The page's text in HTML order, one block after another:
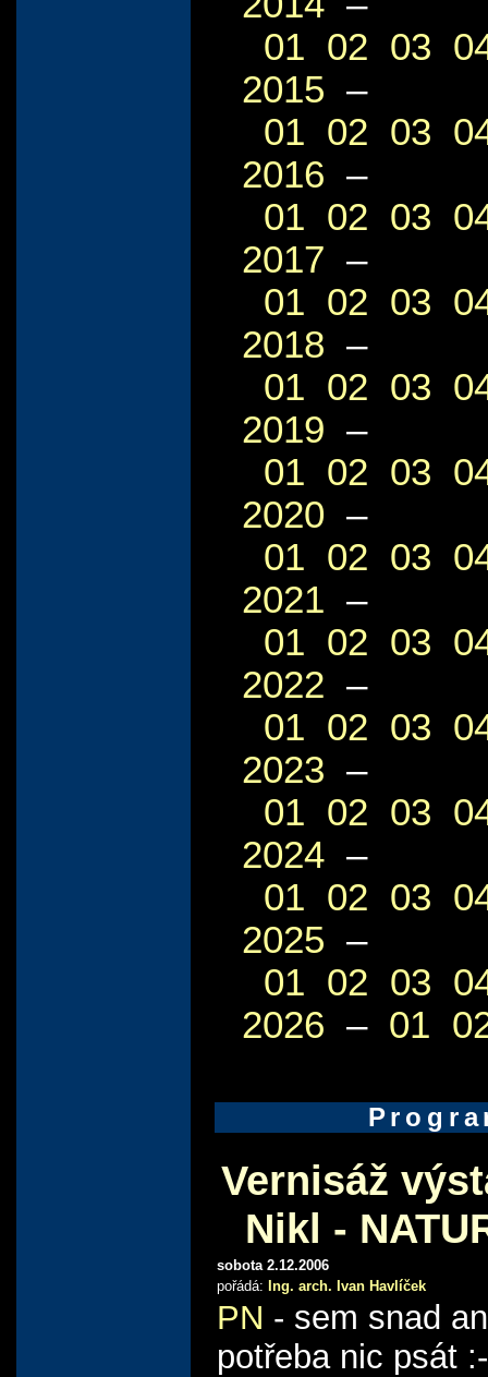
01 02 03
2015 –
01 02 03
2016 –
01 02 03
2017 –
01 02 03
2018 –
01 02 03
2019 –
01 02 03
2020 –
01 02 03
2021 –
01 02 03
2022 –
01 02 03
2023 –
01 02 03
2024 –
01 02 03
2025 –
01 02 03
2026 – 01
Vernisáž
Nikl -
sobota 2.12.2006
pořádá: Ing. arch. Ivan Havlíček
PN - sem snad
potřeba nic psát